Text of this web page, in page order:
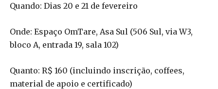
Quando: Dias 20 e 21 de fevereiro
Onde: Espaço OmTare, Asa Sul (506 Sul, via W3,
bloco A, entrada 19, sala 102)
Quanto: R$ 160 (incluindo inscrição, coffees,
material de apoio e certificado)